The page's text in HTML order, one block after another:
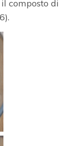
composto di